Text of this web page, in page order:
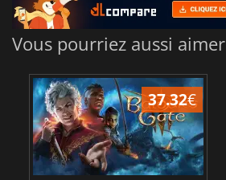
Vous pourriez aussi aimer
37.32€